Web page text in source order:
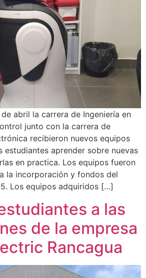
abril la carrera de Ingeniería en
junto con la carrera de
recibieron nuevos equipos
estudiantes aprender sobre nuevas
en practica. Los equipos fueron
la incorporación y fondos del
Los equipos adquiridos […]
a las
de la empresa
Rancagua